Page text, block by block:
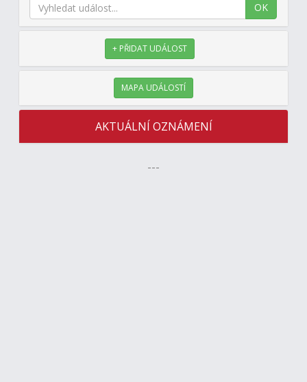
OK
+ PŘIDAT UDÁLOST
MAPA UDÁLOSTÍ
AKTUÁLNÍ OZNÁMENÍ
---